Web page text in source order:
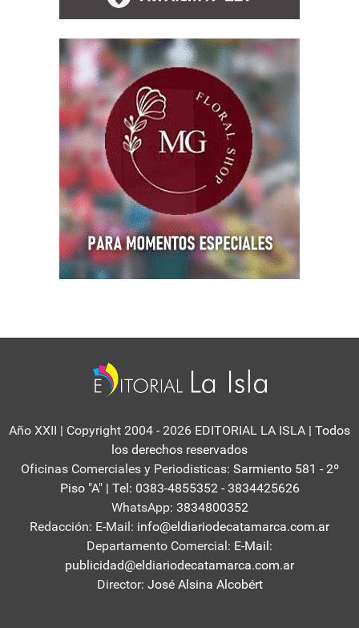
Año XXII | Copyright 2004 - 2026 EDITORIAL LA ISLA | Todos
los derechos reservados
Oficinas Comerciales y Periodisticas: Sarmiento 581 - 2º
Piso "A" | Tel: 0383-4855352 - 3834425626
WhatsApp: 3834800352
Redacción: E-Mail: info@eldiariodecatamarca.com.ar
Departamento Comercial: E-Mail:
publicidad@eldiariodecatamarca.com.ar
Director: José Alsina Alcobért